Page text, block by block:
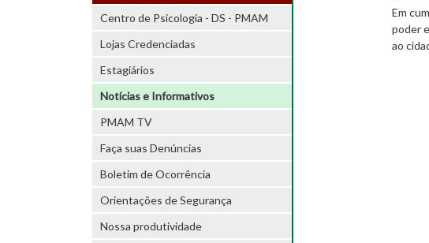
Centro de Psicologia - DS - PMAM
Lojas Credenciadas
Estagiários
Notícias e Informativos
PMAM TV
Faça suas Denúncias
Boletim de Ocorrência
Orientações de Segurança
Nossa produtividade
Em
poder
ao